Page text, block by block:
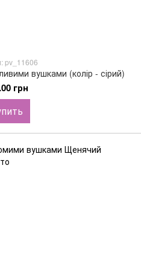
pv_11606
вушками (колір - сірий)
грн